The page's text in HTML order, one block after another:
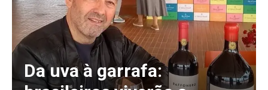
Da uva à garrafa: